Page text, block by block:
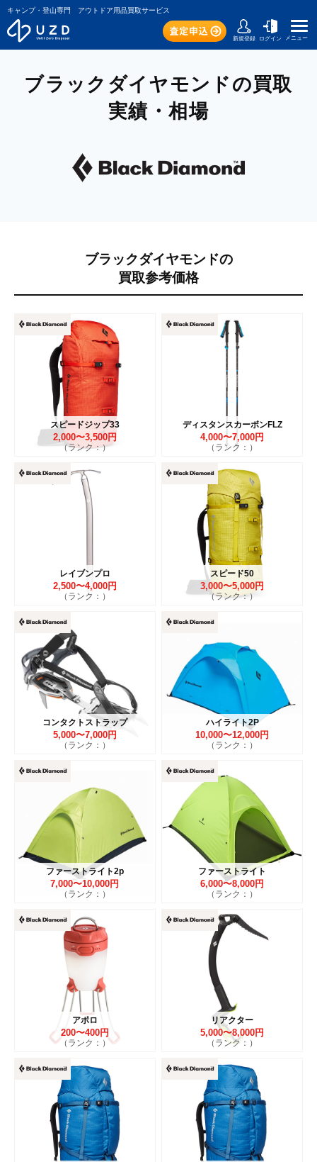
キャンプ・登山専門 アウトドア用品買取サービス
新規登録 ログイン メニュー
ブラックダイヤモンドの買取
実績・相場
ブラックダイヤモンドの
買取参考価格
スピードジップ33
2,000〜3,500円
（ランク：）
ディスタンスカーボンFLZ
4,000〜7,000円
（ランク：）
レイブンプロ
2,500〜4,000円
（ランク：）
スピード50
3,000〜5,000円
（ランク：）
コンタクトストラップ
5,000〜7,000円
（ランク：）
ハイライト2P
10,000〜12,000円
（ランク：）
ファーストライト2p
7,000〜10,000円
（ランク：）
ファーストライト
6,000〜8,000円
（ランク：）
アポロ
200〜400円
（ランク：）
リアクター
5,000〜8,000円
（ランク：）